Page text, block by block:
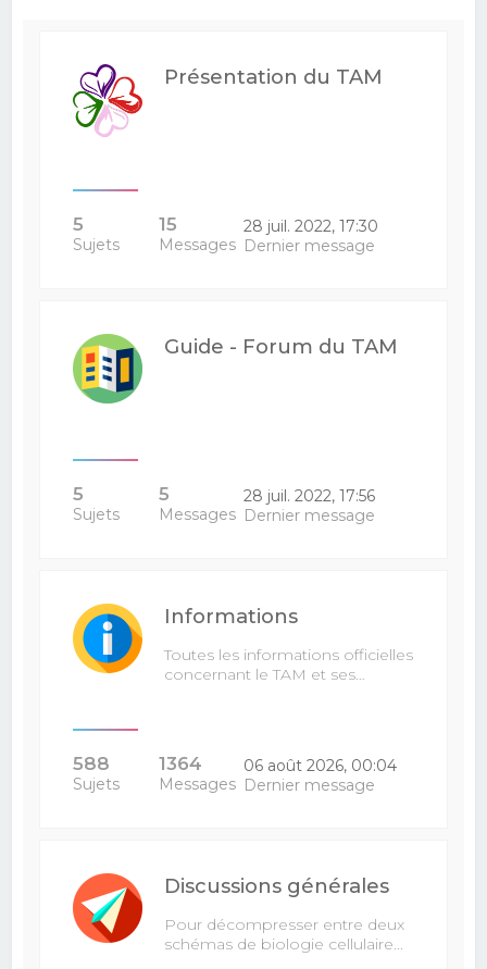
Présentation du TAM
5
Sujets
15
Messages
28 juil. 2022, 17:30
Dernier message
Guide - Forum du TAM
5
Sujets
5
Messages
28 juil. 2022, 17:56
Dernier message
Informations
Toutes les informations officielles
concernant le TAM et ses…
588
Sujets
1364
Messages
06 août 2026, 00:04
Dernier message
Discussions générales
Pour décompresser entre deux
schémas de biologie cellulaire...